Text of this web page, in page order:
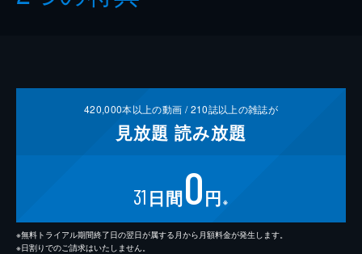
420,000本以上の動画 /210誌以上の雑誌が
見放題 読み放題
31 日間0円 ※
※無料トライアル期間終了日の翌日が属する月から月額料金が発生します。
※日割りでのご請求はいたしません。